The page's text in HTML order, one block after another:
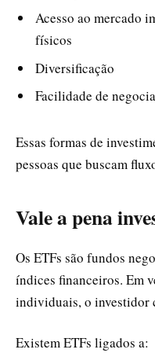
Acesso ao mercado
físicos
Diversificação
Facilidade de
Essas formas de
pessoas que buscam
Vale a pena
Os ETFs são fundos
índices financeiros. Em
individuais, o investidor
Existem ETFs ligados a: